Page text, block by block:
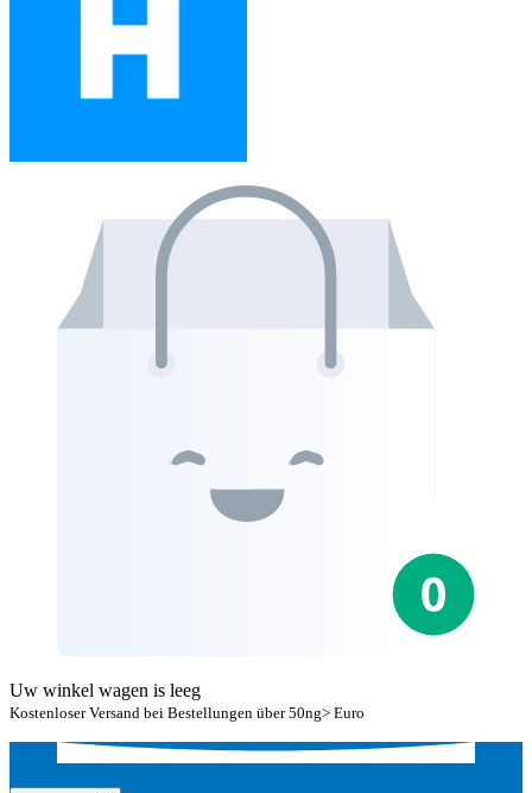
Uw winkel wagen is leeg
Kostenloser Versand bei Bestellungen über 50ng> Euro